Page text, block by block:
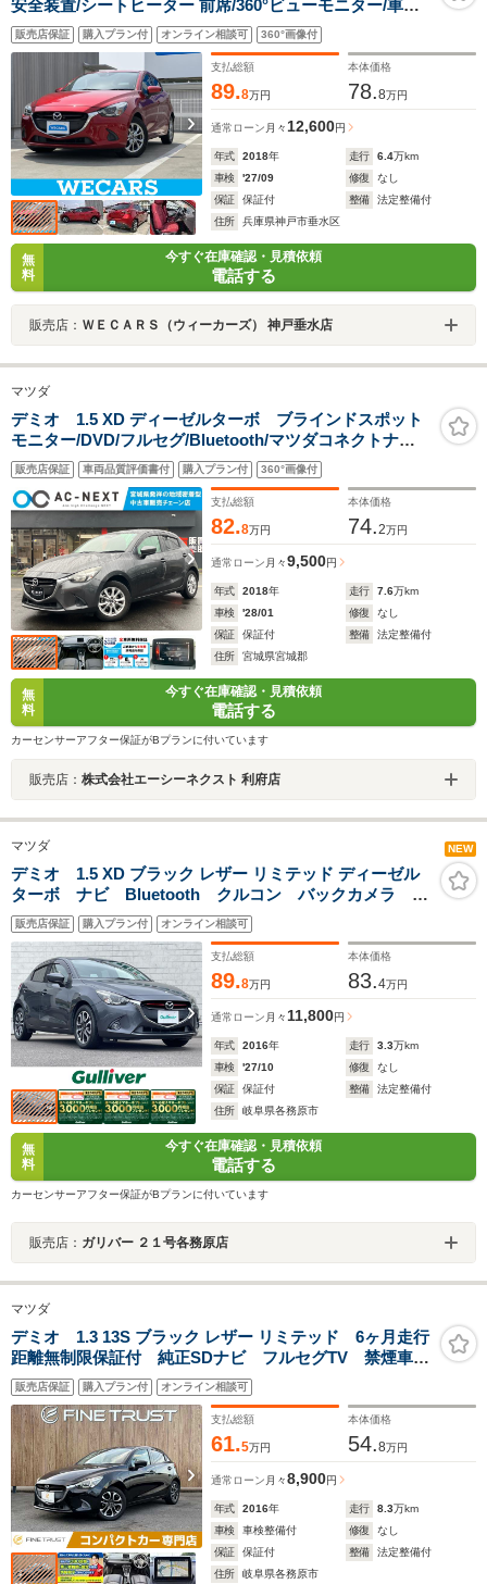
安全装置/シートヒーター 前席/360°ビューモニター/車線
逸脱防止支援システム/ヘッドランプ LED/Bluetooth接
続/ETC/EBD付ABS/横滑り防止装置
販売店保証 購入プラン付 オンライン相談可 360°画像付
支払総額
89.8万円
本体価格
78.8万円
通常ローン 月々12,600円
年式 2018年 走行 6.4万km
車検
'27/09 修復
なし
保証
保証付 整備
法定整備付
住所
兵庫県神戸市垂水区
無
料
今すぐ在庫確認・見積依頼
電話する
販売店： ＷＥＣＡＲＳ（ウィーカーズ） 神戸垂水店
マツダ
デミオ 1.5 XD ディーゼルターボ ブラインドスポット
モニター/DVD/フルセグ/Bluetooth/マツダコネクトナ
ビ/ETC/スマートシティブレーキサポート/プッシュスター
ト/純正15インチホイール
販売店保証 車両品質評価書付 購入プラン付 360°画像付
支払総額
82.8万円
本体価格
74.2万円
通常ローン 月々9,500円
年式 2018年 走行 7.6万km
車検
'28/01 修復
なし
保証
保証付 整備
法定整備付
住所
宮城県宮城郡
無
料
今すぐ在庫確認・見積依頼
電話する
カーセンサーアフター保証がBプランに付いています
販売店： 株式会社エーシーネクスト 利府店
マツダ NEW
デミオ 1.5 XD ブラック レザー リミテッド ディーゼル
ターボ ナビ Bluetooth クルコン バックカメラ ド
ライブレコーダー ETC ハーフレザー シートヒータ
ー ブラインドスポットモニター オートライト 純正
フロアマット 純正アルミホイール スペアキー
販売店保証 購入プラン付 オンライン相談可
支払総額
89.8万円
本体価格
83.4万円
通常ローン 月々 11,800円
年式 2016年 走行 3.3万km
車検
'27/10 修復
なし
保証
保証付 整備
法定整備付
住所
岐阜県各務原市
無
料
今すぐ在庫確認・見積依頼
電話する
カーセンサーアフター保証がBプランに付いています
販売店： ガリバー ２１号各務原店
マツダ
デミオ 1.3 13S ブラック レザー リミテッド 6ヶ月走行
距離無制限保証付 純正SDナビ フルセグTV 禁煙車
ETC シートヒーター 純正16インチアルミホイール
Bluetooth LEDヘッドライト MTモード付 スマート
キー アイドリングストップ 盗難防止装置
販売店保証 購入プラン付 オンライン相談可
支払総額
61.5万円
本体価格
54.8万円
通常ローン 月々8,900円
年式 2016年 走行 8.3万km
車検
車検整備付 修復
なし
保証
保証付 整備
法定整備付
住所
岐阜県各務原市